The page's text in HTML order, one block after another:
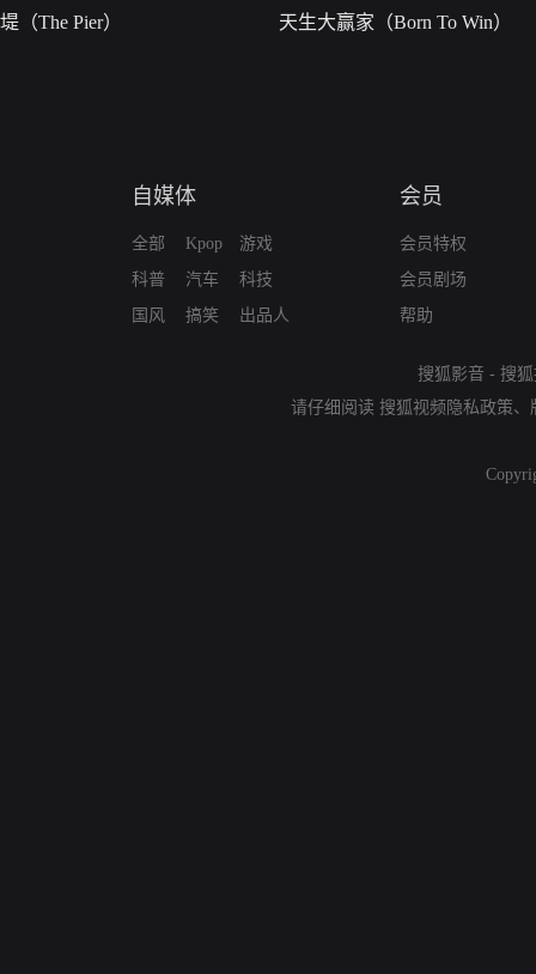
堤（The Pier） 天生大赢家（Born To Win）
自媒体
全部
科普
国风
Kpop
汽车
搞笑
游戏
科技
出品人
会员
会员特权
会员剧场
帮助
搜狐影音 - 搜
请仔细阅读 搜狐视频隐私政策、